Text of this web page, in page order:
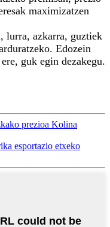
maximizatzen
lurra, azkarra, guztiek
Edozein
guk egin dezakegu.
prezioa Kolina
esportazio etxeko